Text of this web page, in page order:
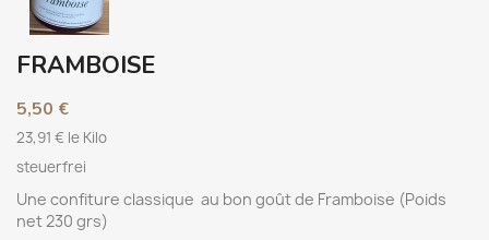
FRAMBOISE
5,50 €
23,91 € le Kilo
steuerfrei
Une confiture classique au bon goût de Framboise (Poids
net 230 grs)